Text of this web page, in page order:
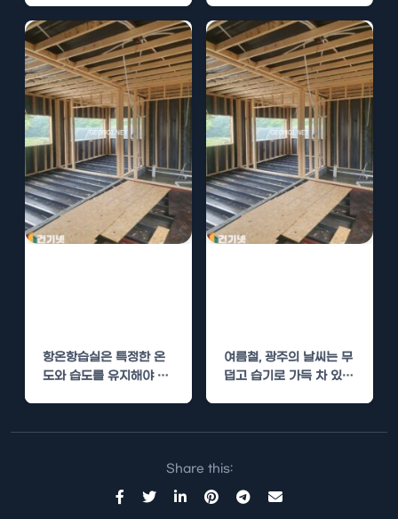
항온항습실은 특정한 온
도와 습도를 유지해야 하
서…
여름철, 광주의 날씨는 무
덥고 습기로 가득 차 있습
Share this: